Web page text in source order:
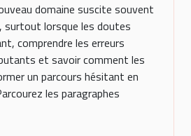
domaine suscite souvent
lorsque les doutes
comprendre les erreurs
et savoir comment les
un parcours hésitant en
les paragraphes